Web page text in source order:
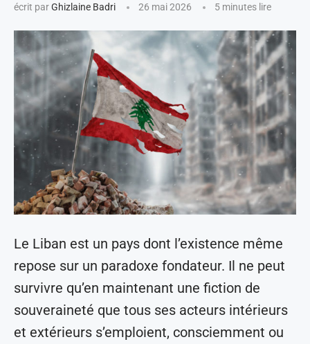
écrit parGhizlaine Badri 26 mai 2026 5 minutes lire
Le Liban est un pays dont l’existence même
repose sur un paradoxe fondateur. Il ne peut
survivre qu’en maintenant une fiction de
souveraineté que tous ses acteurs intérieurs
et extérieurs s’emploient, consciemment ou